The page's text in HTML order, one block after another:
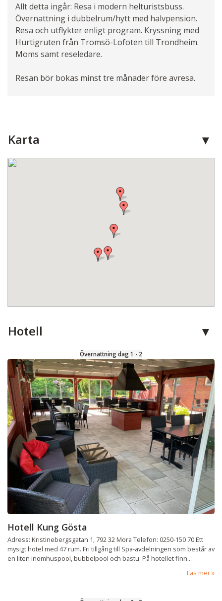
Allt detta ingår: Resa i modern helturistsbuss.
Övernattning i dubbelrum/hytt med halvpension.
Resa och utflykter enligt program. Kryssning med
Hurtigruten från Tromsö-Lofoten till Trondheim.
Moms samt reseledare.
Resan bör bokas minst tre månader före avresa.
Karta
Hotell
Övernattning dag 1 - 2
Hotell Kung Gösta
Adress: Kristinebergsgatan 1, 792 32 Mora Telefon: 0250-150 70 Ett
mysigt hotel med 47 rum. Fri tillgång till Spa-avdelningen som består av
en liten inomhuspool, bubbelpool och bastu. På hotellet finn...
Läs mer